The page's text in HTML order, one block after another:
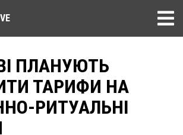
ПЛАНУЮТЬ
ТАРИФИ НА
РИТУАЛЬНІ